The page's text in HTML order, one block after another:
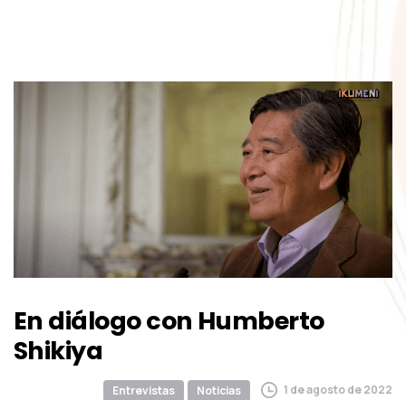
En diálogocon Humberto
Shikiya
Entrevistas Noticias 1 de agosto de 2022